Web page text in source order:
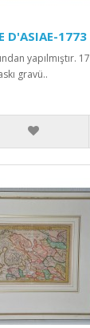
D'ASIAE-1773
yapılmıştır.
gravü..